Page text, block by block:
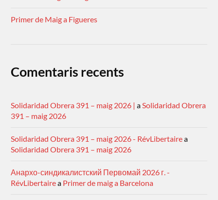
Primer de Maig a Figueres
Comentaris recents
Solidaridad Obrera 391 – maig 2026 | aSolidaridad Obrera
391 – maig 2026
Solidaridad Obrera 391 – maig 2026 - RévLibertairea
Solidaridad Obrera 391 – maig 2026
Анархо-синдикалистский Первомай 2026 г. -
RévLibertairea Primer de maig a Barcelona